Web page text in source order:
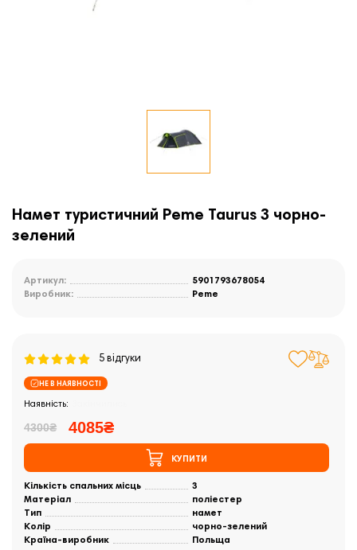
Намет туристичний Peme Taurus 3 чорно-
зелений
Артикул:
5901793678054
Виробник:
Peme
5 відгуки
НЕ В НАЯВНОСТІ
4300₴ 4085₴
КУПИТИ
Кількість спальних місць
3
Матеріал
поліестер
Тип
намет
Колір
чорно-зелений
Країна-виробник
Польща